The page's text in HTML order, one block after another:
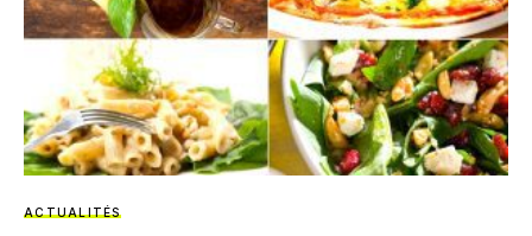
ACTUALITÉS